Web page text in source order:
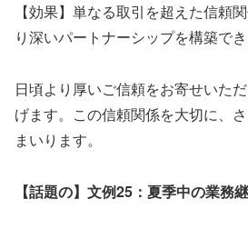
【効果】単なる取引を超えた信頼
り深いパートナーシップを構築で
日頃より厚いご信頼をお寄せいた
げます。この信頼関係を大切に、
まいります。
【話題の】文例25：夏季中の業務